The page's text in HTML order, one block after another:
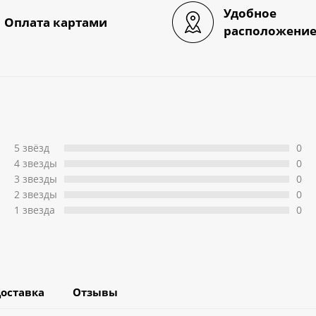
Оплата картами
Удобное
расположение
5 звёзд
4 звeзды
3 звeзды
2 звeзды
1 звeзда
0
0
0
0
0
Отзывы